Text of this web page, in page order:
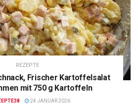
REZEPTE
Frischer Kartoffelsalat
mit 750 g Kartoffeln
24 JANUAR 2026